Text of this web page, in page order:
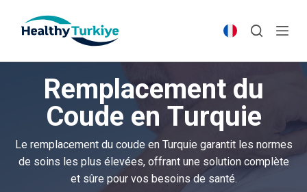
p
n
Remplacement du
Coude en Turquie
Le remplacement du coude en Turquie garantit les normes
de soins les plus élevées, offrant une solution complète
et sûre pour vos besoins de santé.